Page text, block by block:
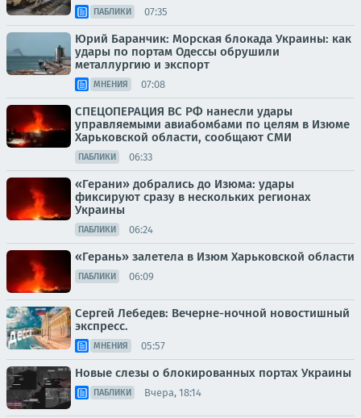
ПАБЛИКИ 07:35
Юрий Баранчик: Морская блокада Украины: как
удары по портам Одессы обрушили
металлургию и экспорт
МНЕНИЯ 07:08
СПЕЦОПЕРАЦИЯ ВС РФ нанесли удары
управляемыми авиабомбами по целям в Изюме
Харьковской области, сообщают СМИ
ПАБЛИКИ 06:33
«Герани» добрались до Изюма: удары
фиксируют сразу в нескольких регионах
Украины
ПАБЛИКИ 06:24
«Герань» залетела в Изюм Харьковской области
ПАБЛИКИ 06:09
Сергей Лебедев: Вечерне-ночной новостишный
экспресс.
МНЕНИЯ 05:57
Новые слезы о блокированных портах Украины
ПАБЛИКИ Вчера, 18:14